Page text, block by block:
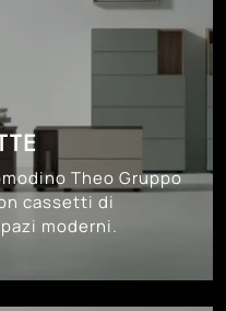
Theo Gruppo
cassetti di
moderni.